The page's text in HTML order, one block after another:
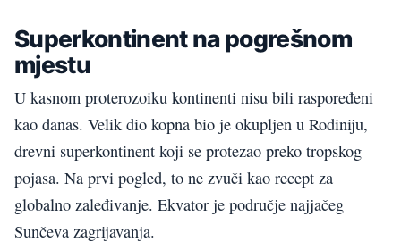
Superkontinent na pogrešnom
mjestu
U kasnom proterozoiku kontinenti nisu bili raspoređeni
kao danas. Velik dio kopna bio je okupljen u Rodiniju,
drevni superkontinent koji se protezao preko tropskog
pojasa. Na prvi pogled, to ne zvuči kao recept za
globalno zaleđivanje. Ekvator je područje najjačeg
Sunčeva zagrijavanja.